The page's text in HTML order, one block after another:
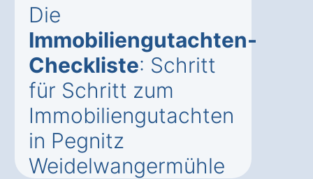
Die
Immobiliengutachten-
Checkliste: Schritt
für Schritt zum
Immobiliengutachten
in Pegnitz
Weidelwangermühle